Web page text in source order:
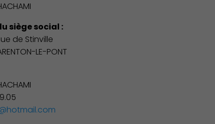
siège social :
de Stinville
LE-PONT